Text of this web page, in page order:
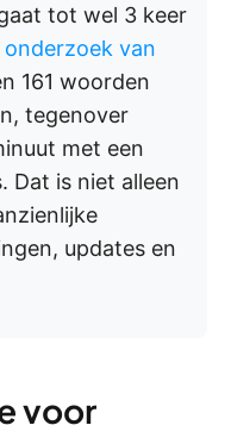
tot wel 3 keer
onderzoek van
161 woorden
tegenover
met een
Dat is niet alleen
updates en
voor